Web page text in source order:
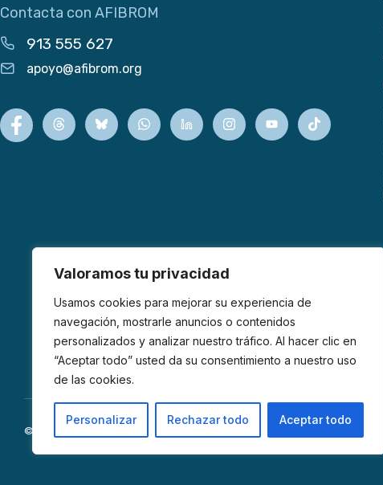
Valoramos tu privacidad
Usamos cookies para mejorar su experiencia de
navegación, mostrarle anuncios o contenidos
personalizados y analizar nuestro tráfico. Al hacer clic en
“Aceptar todo” usted da su consentimiento a nuestro uso
de las cookies.
Personalizar Rechazar todo Aceptar todo
Contacta con AFIBROM
913 555 627
apoyo@afibrom.org
© 2026 AFIBROM. Todos los derechos reservados.